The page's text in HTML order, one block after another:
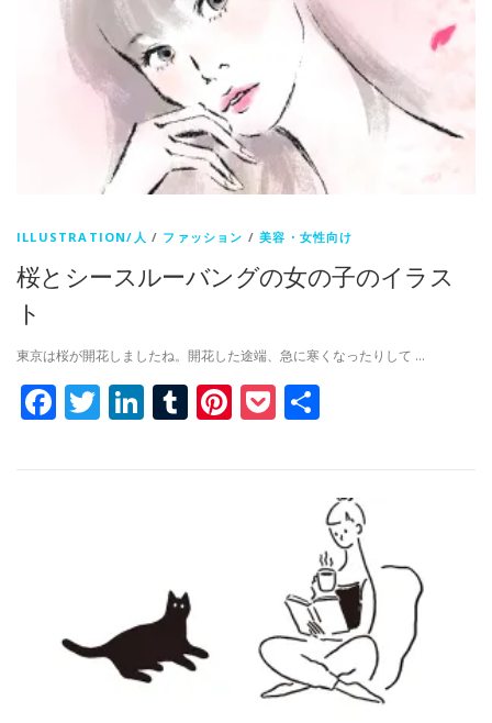
ILLUSTRATION/人 / ファッション /美容・女性向け
桜とシースルーバングの女の子のイラス
ト
東京は桜が開花しましたね。開花した途端、急に寒くなったりして …
Facebook
Twitter
LinkedIn
Tumblr
Pinterest
Pocket